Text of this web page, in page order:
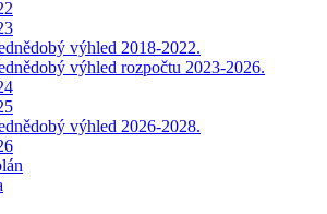
výhled 2018-2022.
výhled rozpočtu 2023-2026.
výhled 2026-2028.